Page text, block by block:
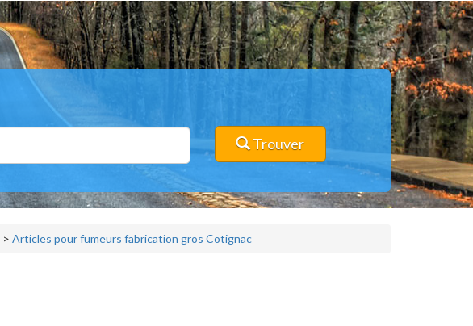
Trouver
> Articles pour fumeurs fabrication gros Cotignac